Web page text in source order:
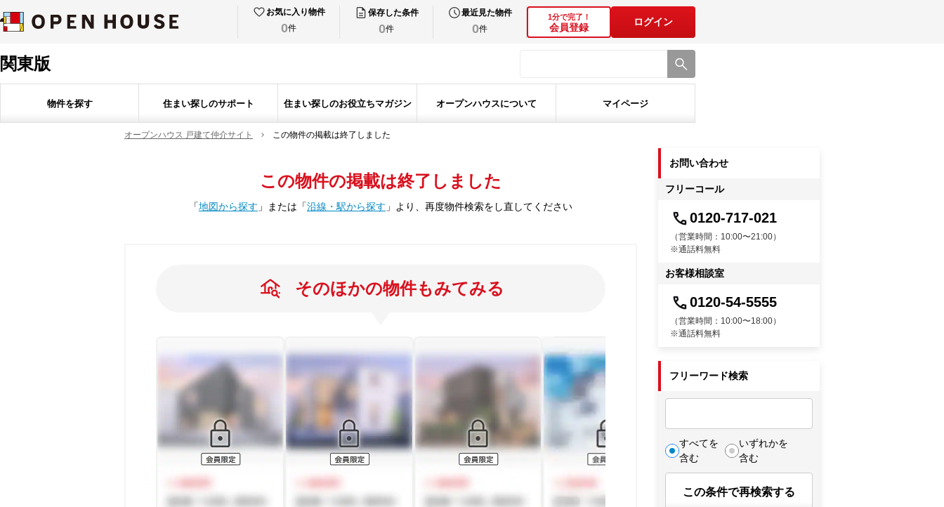
お気に入り物件
0件
保存した条件
0件
最近見た物件
0件
1分で完了！
会員登録
ログイン
関東版
物件を探す 住まい探しのサポート 住まい探しのお役立ちマガジン オープンハウスについて マイページ
オープンハウス 戸建て仲介サイト この物件の掲載は終了しました
この物件の掲載は終了しました
「地図から探す 」 または 「沿線・駅から探す 」 より、再度物件検索をし直してください
そのほかの物件もみてみる
お問い合わせ
フリーコール
0120-717-021
（営業時間：10:00〜21:00）
※通話料無料
お客様相談室
0120-54-5555
（営業時間：10:00〜18:00）
※通話料無料
フリーワード検索
すべてを
含む
いずれかを
含む
この条件で再検索する